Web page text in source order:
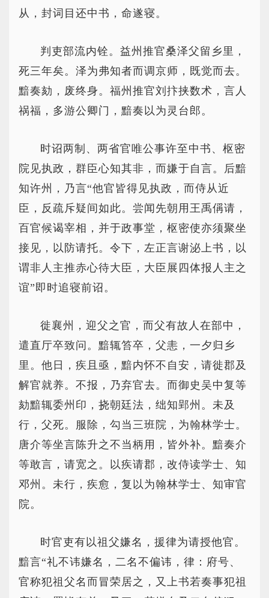
从，封词目还中书，命遂寝。
判吏部流内铨。益州推官桑泽父留乡里，
死三年矣。泽为弗知者而调京师，既觉而去。
黯奏劾，废终身。福州推官刘抃挟数术，言人
祸福，多游公卿门，黯奏以为灵台郎。
时诏两制、两省官唯公事许至中书、枢密
院见执政，群臣心知其非，而嫌于自言。后黯
知许州，乃言“他官皆得见执政，而侍从近
臣，反疏斥疑间如此。尝闻先朝用王禹偁请，
百官候谒宰相，并于政事堂，枢密使亦须聚坐
接见，以防请托。令下，左正言谢泌上书，以
谓非人主推赤心待大臣，大臣展四体报人主之
谊”即时追寝前诏。
徙襄州，迎父之官，而父有故人在部中，
遣直厅卒致问。黯辄笞卒，父恚，一夕归乡
里。他日，疾且亟，黯内怀不自安，请徙郡及
解官就养。不报，乃弃官去。而御史吴中复等
劾黯辄委州印，挠朝廷法，绌知郢州。未及
行，父死。服除，勾当三班院，为翰林学士。
唐介等坐言陈升之不当柄用，皆外补。黯奏介
等敢言，请宽之。以疾请郡，改侍读学士、知
邓州。未行，疾愈，复以为翰林学士、知审官
院。
时官吏有以祖父嫌名，援律为请授他官。
黯言“礼不讳嫌名，二名不偏讳，律：府号、
官称犯祖父名而冒荣居之，又上书若奏事犯祖